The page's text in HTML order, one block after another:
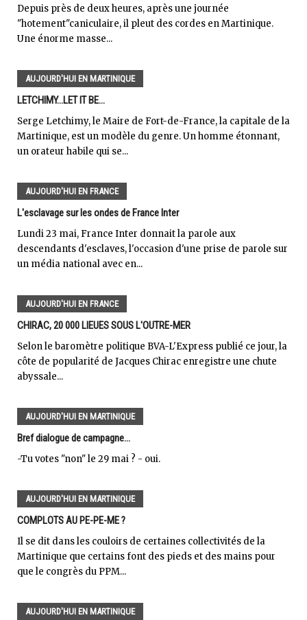
Depuis près de deux heures, après une journée
"hotement"caniculaire, il pleut des cordes en Martinique.
Une énorme masse...
AUJOURD'HUI EN MARTINIQUE
LETCHIMY...LET IT BE...
Serge Letchimy, le Maire de Fort-de-France, la capitale de la
Martinique, est un modèle du genre. Un homme étonnant,
un orateur habile qui se...
AUJOURD'HUI EN FRANCE
L'esclavage sur les ondes de France Inter
Lundi 23 mai, France Inter donnait la parole aux
descendants d'esclaves, l'occasion d'une prise de parole sur
un média national avec en...
AUJOURD'HUI EN FRANCE
CHIRAC, 20 000 LIEUES SOUS L'OUTRE-MER
Selon le baromètre politique BVA-L'Express publié ce jour, la
côte de popularité de Jacques Chirac enregistre une chute
abyssale...
AUJOURD'HUI EN MARTINIQUE
Bref dialogue de campagne...
-Tu votes "non" le 29 mai ? - oui.
AUJOURD'HUI EN MARTINIQUE
COMPLOTS AU PE-PE-ME ?
Il se dit dans les couloirs de certaines collectivités de la
Martinique que certains font des pieds et des mains pour
que le congrès du PPM...
AUJOURD'HUI EN MARTINIQUE